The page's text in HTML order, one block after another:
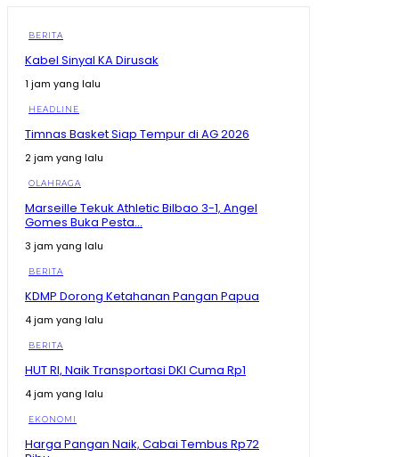
17:47
Reaksi Istana di Tengah Makin Kencangnya Isu
Baru Sebulan Kerja di BGN, Bigini Kata ZulhaS ke
Sudaryono yang Nampak Makin Langsing
Dapat Knalpot Standar Gratis
08:24
Mentan Amran Dorong Aktivis Kampus Berani Cari
Begini Balasan Kang Dedi Mulyadi Kepada
Penenetang Sayembara Tangkap Begal
Zulhas Buka Suara
BERITA
Kabel Sinyal KA Dirusak
1 jam yang lalu
HEADLINE
Timnas Basket Siap Tempur di AG 2026
2 jam yang lalu
OLAHRAGA
Marseille Tekuk Athletic Bilbao 3-1, Angel
Gomes Buka Pesta...
3 jam yang lalu
BERITA
KDMP Dorong Ketahanan Pangan Papua
4 jam yang lalu
BERITA
HUT RI, Naik Transportasi DKI Cuma Rp1
4 jam yang lalu
EKONOMI
Harga Pangan Naik, Cabai Tembus Rp72